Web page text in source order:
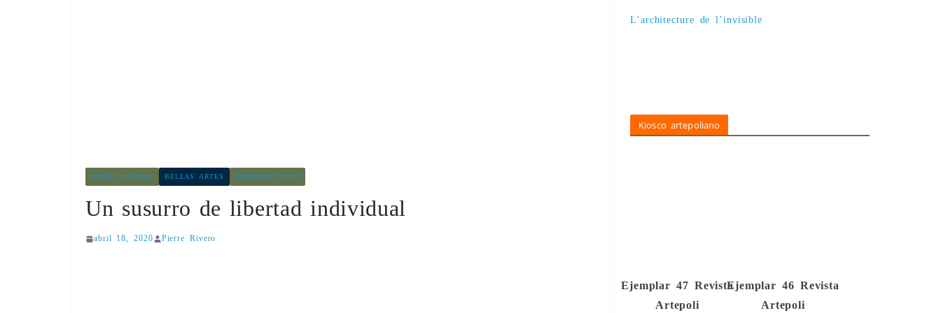
ÁNGEL ALONSO BELLAS ARTES EJEMPLAR XXVI
Un susurro de libertad individual
abril 18, 2020 Pierre Rivero
L’architecture de l’invisible
Kiosco artepoliano
Ejemplar 47 Revista
Artepoli
Ejemplar 46 Revista
Artepoli